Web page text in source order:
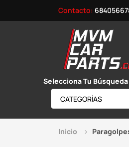
Contacto:
Selecciona Tu Búsqueda
Inicio